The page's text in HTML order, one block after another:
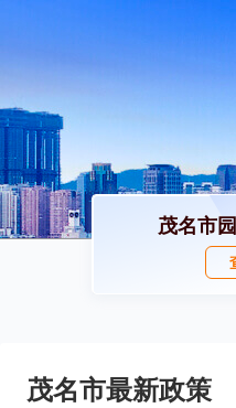
茂名市
茂名市最新政策